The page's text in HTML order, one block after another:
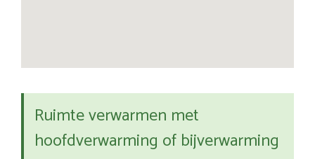
Ruimte verwarmen met
hoofdverwarming of bijverwarming